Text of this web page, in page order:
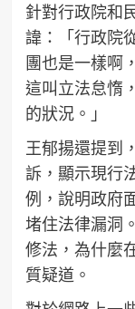
針對行政院和
諱：「行政院
團也是一樣啊
這叫立法怠惰
的狀況。」
王郁揚還提到
訴，顯示現行
例，說明政府
堵住法律漏洞
修法，為什麼
質疑道。